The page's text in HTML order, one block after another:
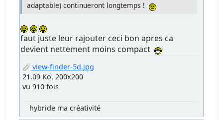
adaptable) continueront longtemps !
faut juste leur rajouter ceci bon apres ca
devient nettement moins compact
view-finder-5d.jpg
21.09 Ko, 200x200
vu 910 fois
hybride ma créativité